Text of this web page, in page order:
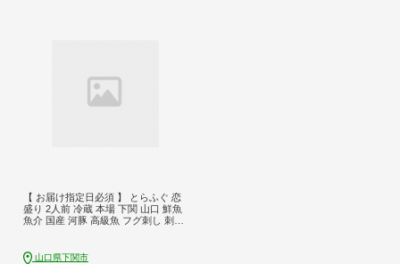
【 お届け指定日必須 】 とらふぐ 恋
盛り 2人前 冷蔵 本場 下関 山口 鮮魚
魚介 国産 河豚 高級魚 フグ刺し 刺し
山口県下関市